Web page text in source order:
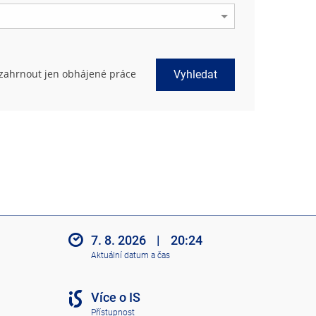
jen obhájené práce Vyhledat
7. 8. 2026 | 20:24
Aktuální datum a čas
Více o IS
Přístupnost